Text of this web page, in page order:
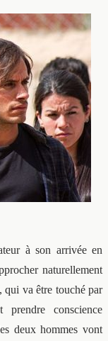
à son arrivée en
naturellement
qui va être touché par
conscience
deux hommes vont